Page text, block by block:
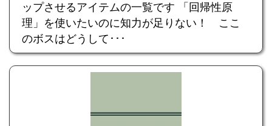
ップさせるアイテムの一覧です 「回帰性原
理」を使いたいのに知力が足りない！ ここ
のボスはどうして･･･